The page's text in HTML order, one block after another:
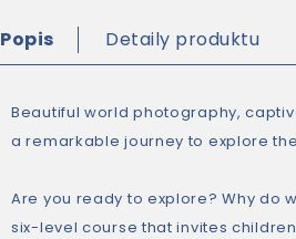
Popis Detaily produktu
Beautiful world photography,
a remarkable journey to explore
Are you ready to explore? Why do
six-level course that invites